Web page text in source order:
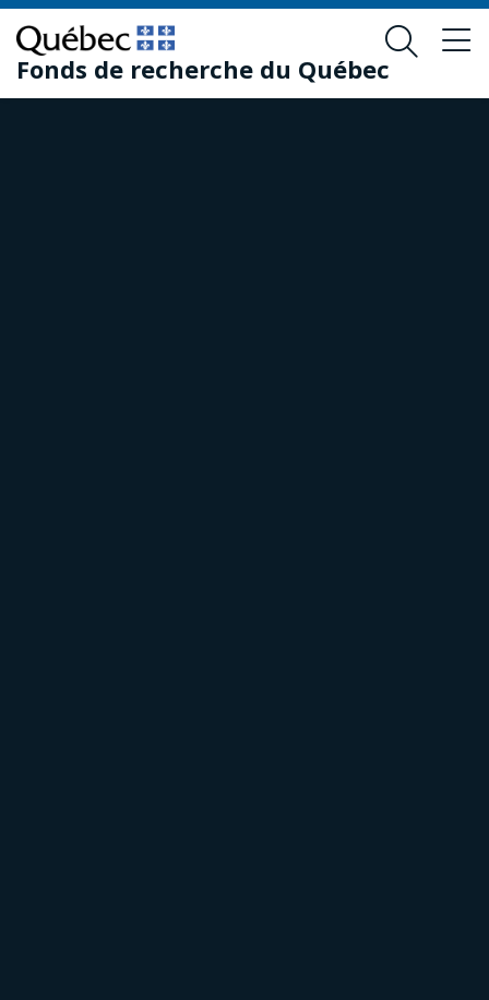
Passer
au
contenu
principal
Passer
au
pied
de
Fonds de recherche du Québec